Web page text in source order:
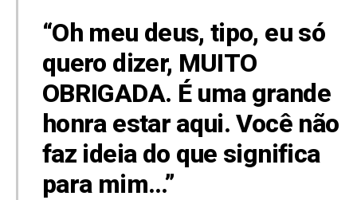
“Oh meu deus, tipo, eu só
quero dizer, MUITO
OBRIGADA. É uma grande
honra estar aqui. Você não
faz ideia do que significa
para mim…”